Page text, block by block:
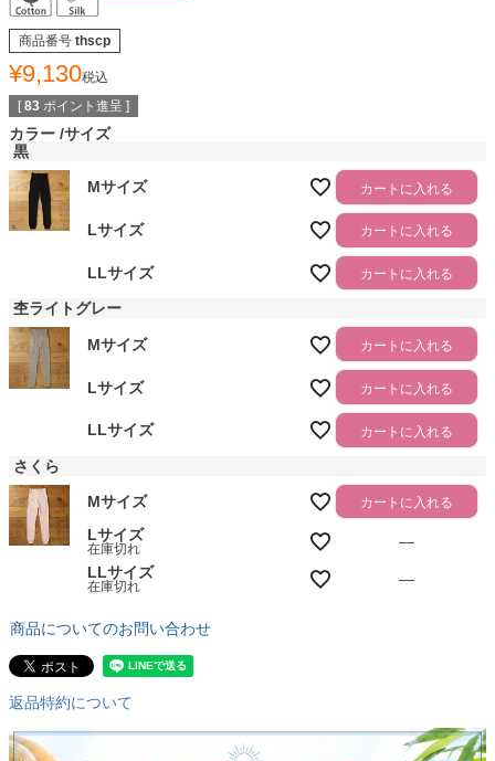
商品番号 thscp
¥9,130税込
[ 83 ポイント進呈 ]
カラー サイズ
黒
Mサイズ カートに入れる
Lサイズ カートに入れる
LLサイズ カートに入れる
杢ライトグレー
Mサイズ カートに入れる
Lサイズ カートに入れる
LLサイズ カートに入れる
さくら
Mサイズ カートに入れる
Lサイズ
在庫切れ
—
LLサイズ
在庫切れ —
商品についてのお問い合わせ
返品特約について